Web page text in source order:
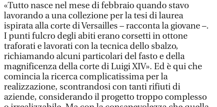
«Tutto nasce nel mese di febbraio quando stavo
lavorando a una collezione per la tesi di laurea
ispirata alla corte di Versailles – racconta la giovane –.
I punti fulcro degli abiti erano corsetti in ottone
traforati e lavorati con la tecnica dello sbalzo,
richiamando alcuni particolari del fasto e della
magnificenza della corte di Luigi XIV». Ed è qui che
comincia la ricerca complicatissima per la
realizzazione, scontrandosi con tanti rifiuti di
aziende, considerando il progetto troppo complesso